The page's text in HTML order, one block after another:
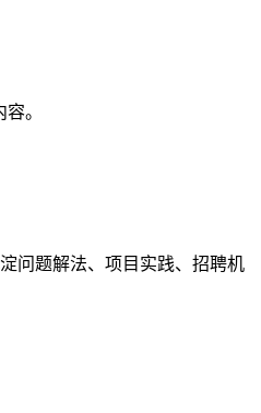
。
问题解法、项目实践、招聘机